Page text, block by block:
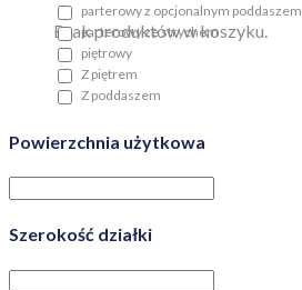
Brak produktów w koszyku.
parterowy z opcjonalnym poddaszem
parterowy ze strychem
piętrowy
Z piętrem
Z poddaszem
Powierzchnia użytkowa
Szerokość działki